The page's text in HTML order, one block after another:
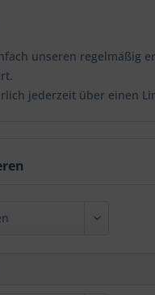
unseren regelmäßig
jederzeit über einen